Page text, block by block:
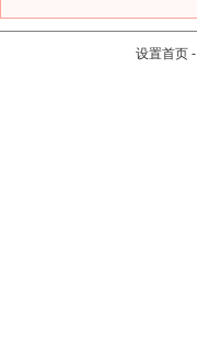
设置首页 -